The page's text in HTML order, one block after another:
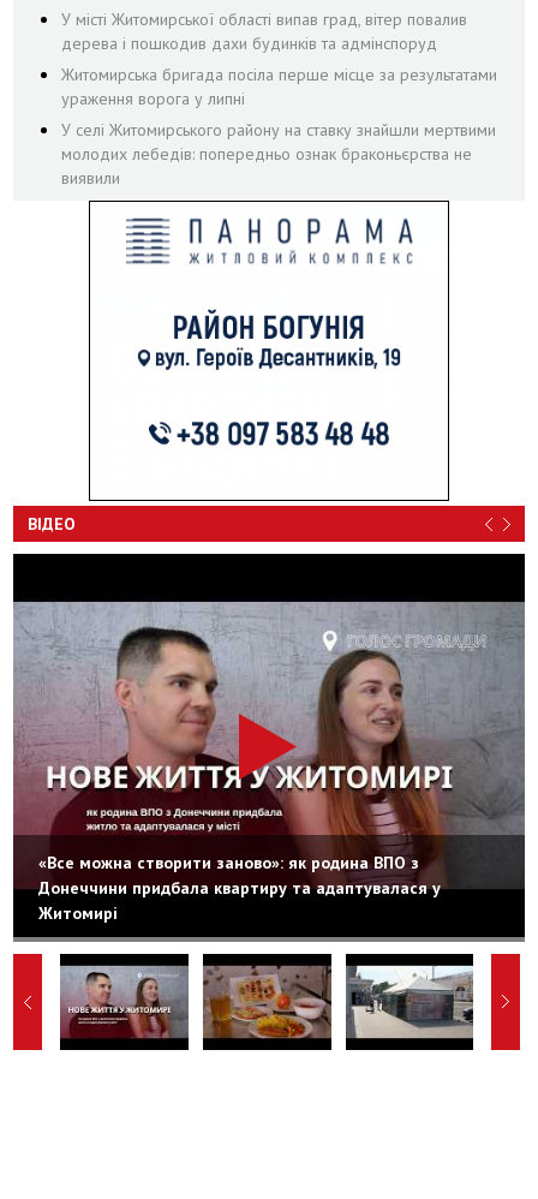
У місті Житомирської області випав град, вітер повалив
дерева і пошкодив дахи будинків та адмінспоруд
Житомирська бригада посіла перше місце за результатами
ураження ворога у липні
У селі Житомирського району на ставку знайшли мертвими
молодих лебедів: попередньо ознак браконьєрства не
виявили
ВІДЕО
«Все можна створити заново»: як родина ВПО з
Донеччини придбала квартиру та адаптувалася у
Житомирі